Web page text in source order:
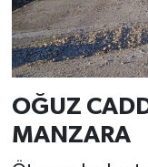
OĞUZ
MANZARA